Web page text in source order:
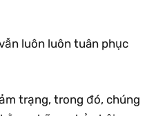
luôn luôn tuân phục
trạng, trong đó, chúng